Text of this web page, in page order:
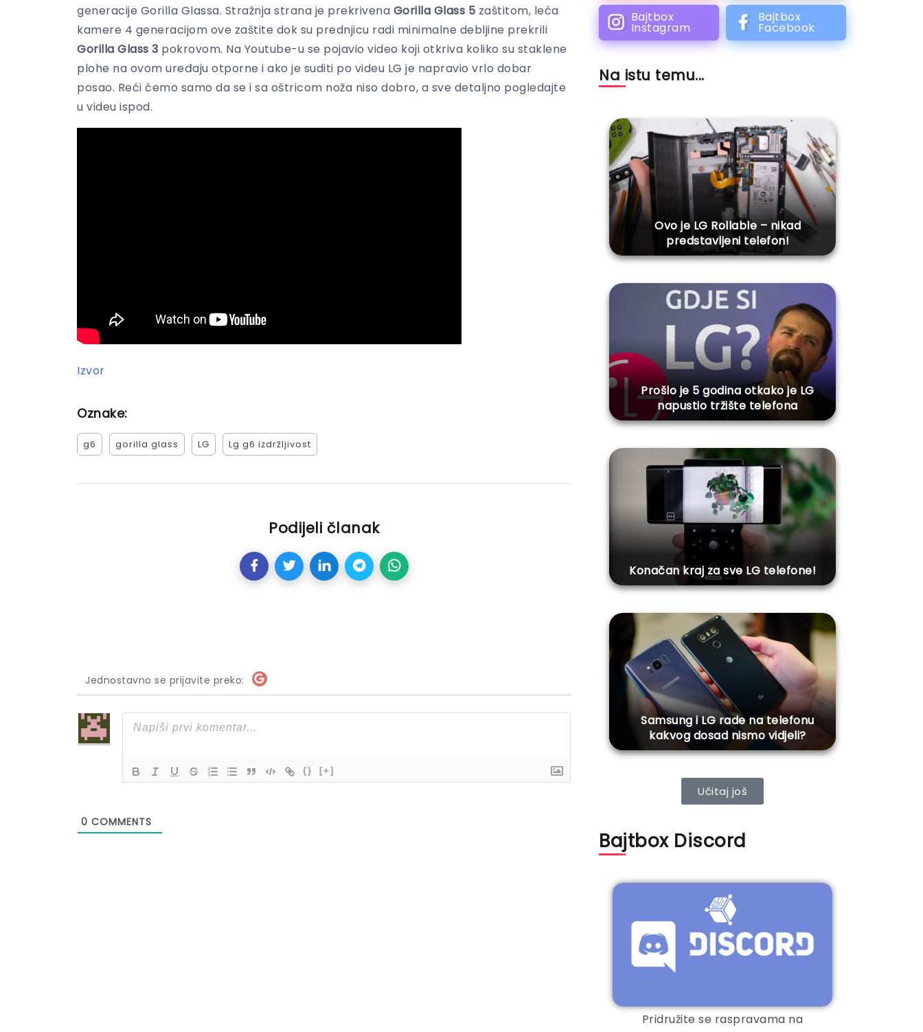
generacije Gorilla Glassa. Stražnja strana je prekrivena Gorilla Glass 5 zaštitom, leća
kamere 4 generacijom ove zaštite dok su prednjicu radi minimalne debljine prekrili
Gorilla Glass 3 pokrovom. Na Youtube-u se pojavio video koji otkriva koliko su staklene
plohe na ovom uređaju otporne i ako je suditi po videu LG je napravio vrlo dobar
posao. Reći ćemo samo da se i sa oštricom noža niso dobro, a sve detaljno pogledajte
u videu ispod.
Izvor
Oznake:
g6 gorilla glass LG Lg g6 izdržljivost
Podijeli članak
Jednostavno se prijavite preko:
{} [+]
0 COMMENTS
Bajtbox
Instagram
Bajtbox
Facebook
Na istu temu...
Ovo je LG Rollable – nikad
predstavljeni telefon!
Prošlo je 5 godina otkako je LG
napustio tržište telefona
Konačan kraj za sve LG telefone!
Samsung i LG rade na telefonu
kakvog dosad nismo vidjeli?
Učitaj još
Bajtbox Discord
Pridružite se raspravama na